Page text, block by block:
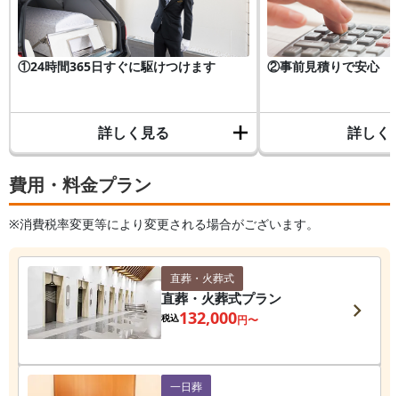
費用・料金プラン
※消費税率変更等により変更される場合がございます。
直葬・火葬式
直葬・火葬式プラン
税込132,000円〜
一日葬
①24時間365日すぐに駆けつけます
詳しく見る
②事前見積りで安心
詳しく